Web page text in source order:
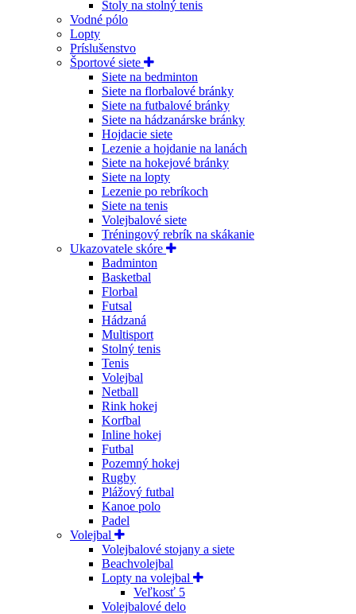
Stoly na stolný tenis
Vodné pólo
Lopty
Príslušenstvo
Športové siete
Siete na bedminton
Siete na florbalové bránky
Siete na futbalové bránky
Siete na hádzanárske bránky
Hojdacie siete
Lezenie a hojdanie na lanách
Siete na hokejové bránky
Siete na lopty
Lezenie po rebríkoch
Siete na tenis
Volejbalové siete
Tréningový rebrík na skákanie
Ukazovatele skóre
Badminton
Basketbal
Florbal
Futsal
Hádzaná
Multisport
Stolný tenis
Tenis
Volejbal
Netball
Rink hokej
Korfbal
Inline hokej
Futbal
Pozemný hokej
Rugby
Plážový futbal
Kanoe polo
Padel
Volejbal
Volejbalové stojany a siete
Beachvolejbal
Lopty na volejbal
Veľkosť 5
Volejbalové delo